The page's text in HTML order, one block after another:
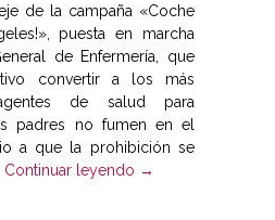
de la campaña «Coche
puesta en marcha
de Enfermería, que
convertir a los más
de salud para
padres no fumen en el
a que la prohibición se
Continuar leyendo →